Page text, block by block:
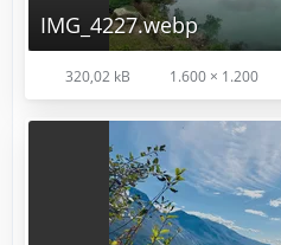
IMG_4227.webp
320,02 kB 1.600 × 1.200